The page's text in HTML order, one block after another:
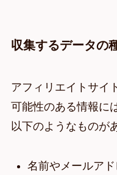
収集するデータの
アフィリエイトサイ
可能性のある情報に
以下のようなものが
名前やメールア